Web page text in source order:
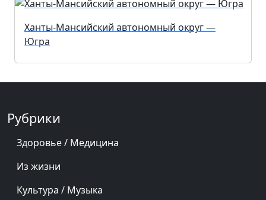
Ханты-Мансийский автономный округ —
Югра
Рубрики
Здоровье / Медицина
Из жизни
Культура / Музыка